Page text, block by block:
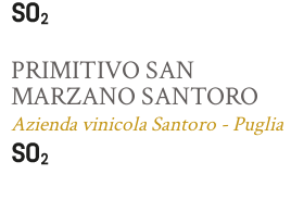
PRIMITIVO SAN
MARZANO SANTORO
Azienda vinicola Santoro - Puglia